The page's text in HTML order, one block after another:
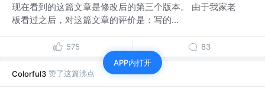
现在看到的这篇文章是修改后的第三个版本。 由于我家老
板看过之后，对这篇文章的评价是：写的...
575 83
Colorful3 赞了这篇沸点
APP内打开